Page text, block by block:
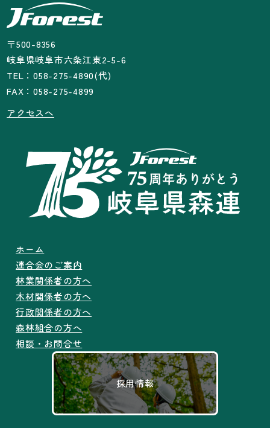
〒500-8356
岐阜県岐阜市六条江東2-5-6
TEL：058-275-4890(代)
FAX：058-275-4899
アクセスへ
ホーム
連合会のご案内
林業関係者の方へ
木材関係者の方へ
行政関係者の方へ
森林組合の方へ
相談・お問合せ
採用情報